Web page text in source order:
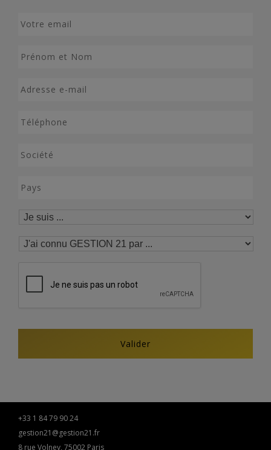
+33 1 84 79 90 24
gestion21@gestion21.fr
8 rue Volney, 75002 Paris